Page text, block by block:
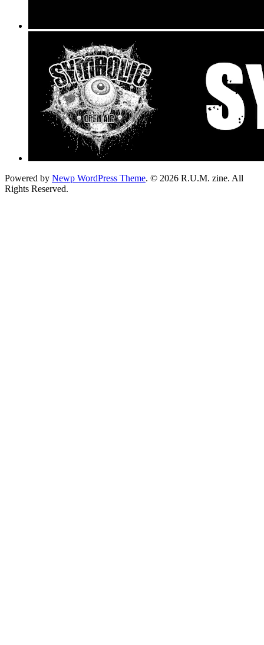
Powered by Newp WordPress Theme. © 2026 R.U.M. zine. All
Rights Reserved.